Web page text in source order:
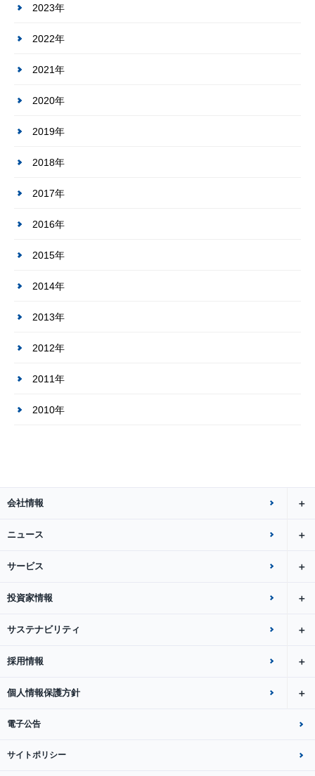
2023年
2022年
2021年
2020年
2019年
2018年
2017年
2016年
2015年
2014年
2013年
2012年
2011年
2010年
会社情報
ニュース
サービス
投資家情報
サステナビリティ
採用情報
個人情報保護方針
電子公告
サイトポリシー